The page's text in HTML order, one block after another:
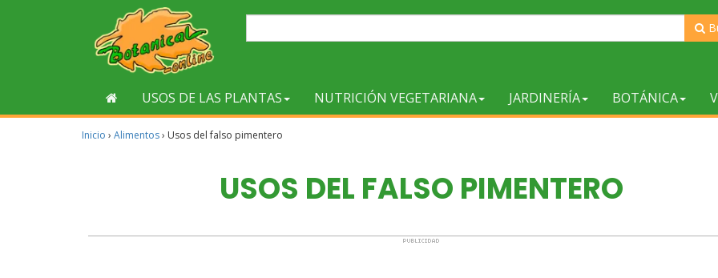
USOS DE LAS PLANTAS NUTRICIÓN VEGETARIANA JARDINERÍA BOTÁNICA
Inicio › Alimentos› Usos del falso pimentero
USOS DEL FALSO PIMENTERO